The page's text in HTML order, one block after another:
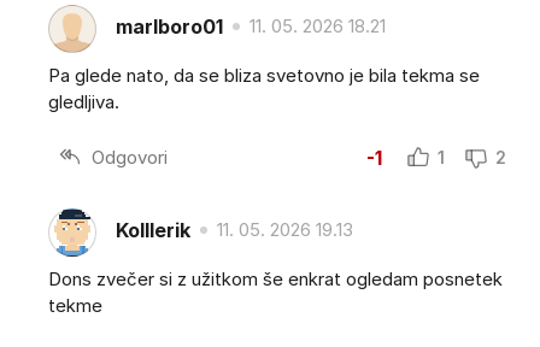
marlboro01 11. 05. 2026 18.21
Pa glede nato, da se bliza svetovno je bila tekma se
gledljiva.
Odgovori -1 1 2
Kolllerik 11. 05. 2026 19.13
Dons zvečer si z užitkom še enkrat ogledam posnetek
tekme